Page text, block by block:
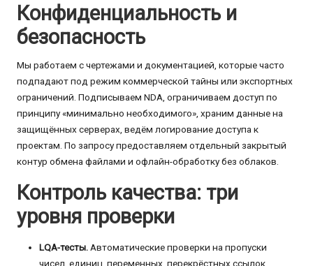
Конфиденциальность и
безопасность
Мы работаем с чертежами и документацией, которые часто
подпадают под режим коммерческой тайны или экспортных
ограничений. Подписываем NDA, ограничиваем доступ по
принципу «минимально необходимого», храним данные на
защищённых серверах, ведём логирование доступа к
проектам. По запросу предоставляем отдельный закрытый
контур обмена файлами и офлайн-обработку без облаков.
Контроль качества: три
уровня проверки
LQA-тесты. Автоматические проверки на пропуски
чисел, единиц, переменных, перекрёстных ссылок.